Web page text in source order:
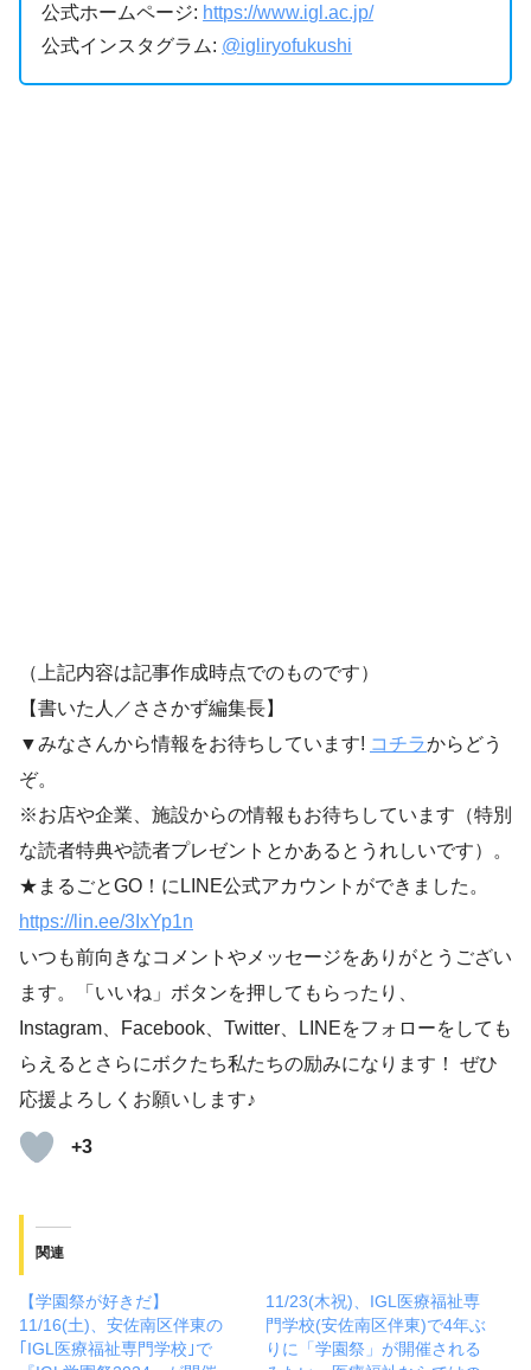
公式ホームページ: https://www.igl.ac.jp/
公式インスタグラム: @igliryofukushi
（上記内容は記事作成時点でのものです）
【書いた人／ささかず編集長】
▼みなさんから情報をお待ちしています! コチラからどう
ぞ。
※お店や企業、施設からの情報もお待ちしています（特別
な読者特典や読者プレゼントとかあるとうれしいです）。
★まるごとGO！にLINE公式アカウントができました。
https://lin.ee/3IxYp1n
いつも前向きなコメントやメッセージをありがとうござい
ます。「いいね」ボタンを押してもらったり、
Instagram、Facebook、Twitter、LINEをフォローをしても
らえるとさらにボクたち私たちの励みになります！ ぜひ
応援よろしくお願いします♪
+3
関連
【学園祭が好きだ】
11/16(土)、安佐南区伴東の
｢IGL医療福祉専門学校｣で
11/23(木祝)、IGL医療福祉専
門学校(安佐南区伴東)で4年ぶ
りに「学園祭」が開催される